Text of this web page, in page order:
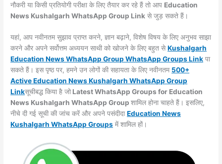
नौकरी या किसी प्रतियोगी परीक्षा के लिए तैयार कर रहे हैं तो आप Education
News Kushalgarh WhatsApp Group Link से जुड़ सकते हैं।
यहां, आप नवीनतम सुझाव प्राप्त करने, ज्ञान बढ़ाने, विशेष विषय के लिए अनुभव साझा
करने और अपने सर्वोत्तम अध्ययन साथी को खोजने के लिए बहुत सेKushalgarh
Education News WhatsApp Group WhatsApp GroupsLink पा
सकते हैं। इस पृष्ठ पर, हमने उन लोगों की सहायता के लिए नवीनतम 500+
Active Education News Kushalgarh WhatsApp Group
Linkसूचीबद्ध किया है जो Latest WhatsApp Groups for Education
News Kushalgarh WhatsApp Groupशामिल होना चाहते हैं। इसलिए,
नीचे दी गई सूची की जांच करें और अपने पसंदीदाEducation News
Kushalgarh WhatsAppGroups में शामिल हों।